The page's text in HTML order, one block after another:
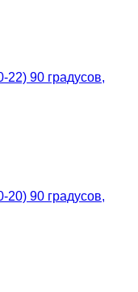
90 градусов,
90 градусов,